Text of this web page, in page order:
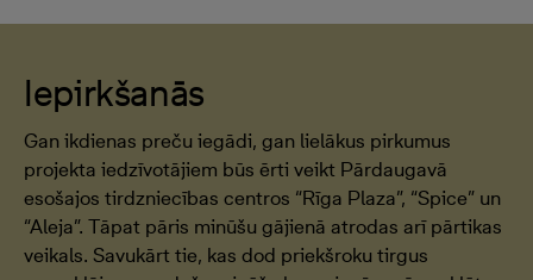
Iepirkšanās
Gan ikdienas preču iegādi, gan lielākus pirkumus
projekta iedzīvotājiem būs ērti veikt Pārdaugavā
esošajos tirdzniecības centros “Rīga Plaza”, “Spice” un
“Aleja”. Tāpat pāris minūšu gājienā atrodas arī pārtikas
veikals. Savukārt tie, kas dod priekšroku tirgus